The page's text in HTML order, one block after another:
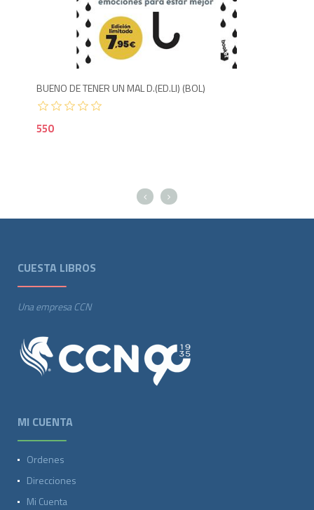
BUENO DE TENER UN MAL D.(ED.LI) (BOL)
550
Agotado
CUESTA LIBROS
Una empresa CCN
MI CUENTA
Ordenes
Direcciones
Mi Cuenta